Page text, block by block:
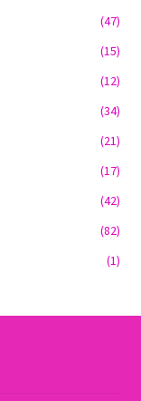
(47)
(15)
(12)
(34)
(21)
(17)
(42)
(82)
(1)